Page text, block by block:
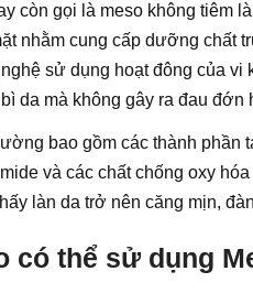
còn gọi là meso không tiêm
nhằm cung cấp dưỡng chất
sử dụng hoạt đông của
da mà không gây ra đau đớn
bao gồm các thành phần
và các chất chống oxy
làn da trở nên căng mịn,
có thể sử dụng